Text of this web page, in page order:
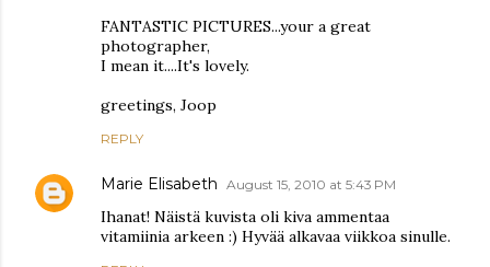
FANTASTIC PICTURES...your a great
photographer,
I mean it....It's lovely.
greetings, Joop
REPLY
Marie Elisabeth August 15, 2010 at 5:43 PM
Ihanat! Näistä kuvista oli kiva ammentaa
vitamiinia arkeen :) Hyvää alkavaa viikkoa sinulle.